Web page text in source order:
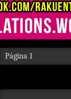
Página 1